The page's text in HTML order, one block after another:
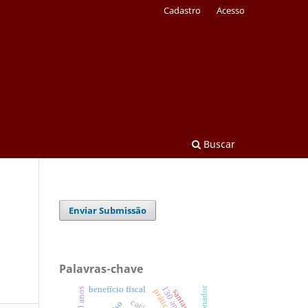
Buscar
Cadastro Acesso
Enviar Submissão
Palavras-chave
benefício fiscal